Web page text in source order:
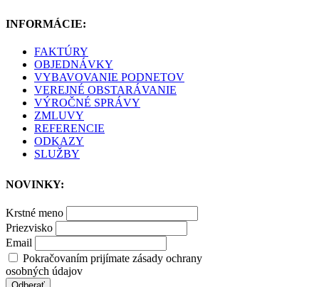
INFORMÁCIE:
FAKTÚRY
OBJEDNÁVKY
VYBAVOVANIE PODNETOV
VEREJNÉ OBSTARÁVANIE
VÝROČNÉ SPRÁVY
ZMLUVY
REFERENCIE
ODKAZY
SLUŽBY
NOVINKY:
Krstné meno
Priezvisko
Email
Pokračovaním prijímate zásady ochrany
osobných údajov